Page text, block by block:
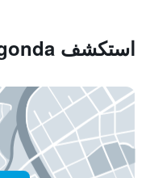
استكشف Agonda